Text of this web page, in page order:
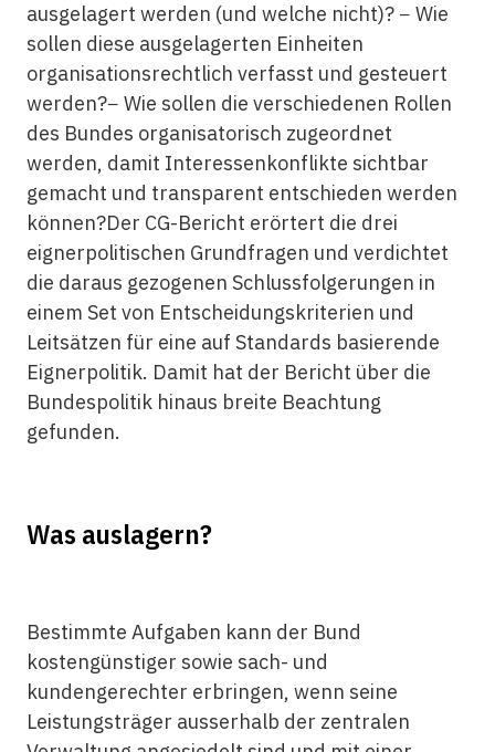
ausgelagert werden (und welche nicht)? − Wie
sollen diese ausgelagerten Einheiten
organisationsrechtlich verfasst und gesteuert
werden?− Wie sollen die verschiedenen Rollen
des Bundes organisatorisch zugeordnet
werden, damit Interessenkonflikte sichtbar
gemacht und transparent entschieden werden
können?Der CG-Bericht erörtert die drei
eignerpolitischen Grundfragen und verdichtet
die daraus gezogenen Schlussfolgerungen in
einem Set von Entscheidungskriterien und
Leitsätzen für eine auf Standards basierende
Eignerpolitik. Damit hat der Bericht über die
Bundespolitik hinaus breite Beachtung
gefunden.
Was auslagern?
Bestimmte Aufgaben kann der Bund
kostengünstiger sowie sach- und
kundengerechter erbringen, wenn seine
Leistungsträger ausserhalb der zentralen